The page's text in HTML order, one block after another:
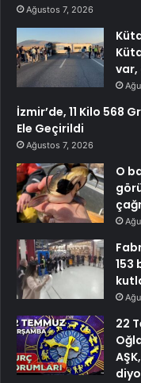
Ağustos 7, 2026
var,
İzmir’de, 11 Kilo 568
Ele Geçirildi
Ağustos 7, 2026
O
153
22